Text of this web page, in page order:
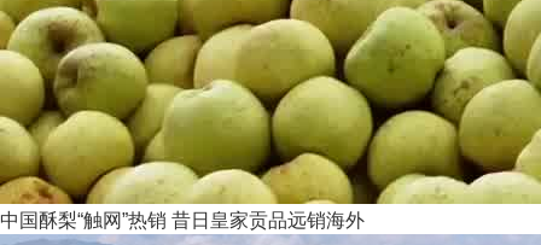
中国酥梨“触网”热销 昔日皇家贡品远销海外